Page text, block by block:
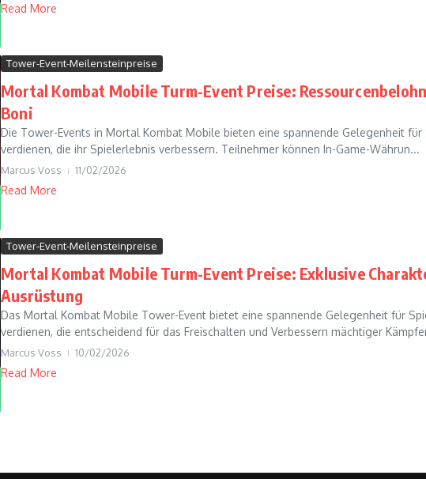
Read More
Tower-Event-Meilensteinpreise
Mortal Kombat Mobile Turm-Event Preise:
Boni
Die Tower-Events in Mortal Kombat Mobile bieten eine spannende Gelegenheit
verdienen, die ihr Spielerlebnis verbessern. Teilnehmer können In-Game-Währun...
Marcus Voss 11/02/2026
Read More
Tower-Event-Meilensteinpreise
Mortal Kombat Mobile Turm-Event Preise: Exklusive
Ausrüstung
Das Mortal Kombat Mobile Tower-Event bietet eine spannende Gelegenheit für
verdienen, die entscheidend für das Freischalten und Verbessern mächtiger
Marcus Voss 10/02/2026
Read More